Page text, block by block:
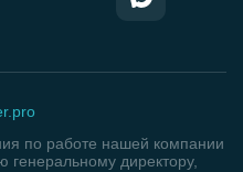
по работе нашей компании
директору,